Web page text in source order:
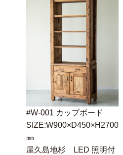
#W-001 カップボード
SIZE:W900×D450×H2700
㎜
屋久島地杉 LED 照明付